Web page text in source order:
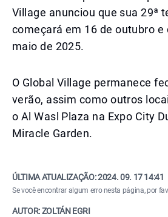
Village anunciou que sua 29ª
começará em 16 de outubro e
maio de 2025.
O Global Village permanece
verão, assim como outros
o Al Wasl Plaza na Expo City
Miracle Garden.
ÚLTIMA ATUALIZAÇÃO:2024. 09. 17 14:41
Se você encontrar algum erro nesta página, por
AUTOR: ZOLTÁN EGRI